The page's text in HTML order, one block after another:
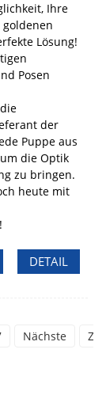
Ihre
Lösung!
Posen
der
Puppe aus
die Optik
zu bringen.
heute mit
DETAIL
Nächste